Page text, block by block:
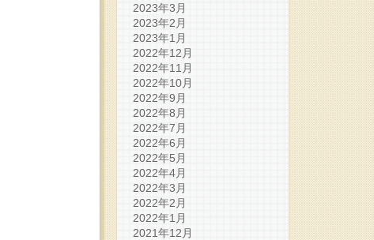
2023年3月
2023年2月
2023年1月
2022年12月
2022年11月
2022年10月
2022年9月
2022年8月
2022年7月
2022年6月
2022年5月
2022年4月
2022年3月
2022年2月
2022年1月
2021年12月